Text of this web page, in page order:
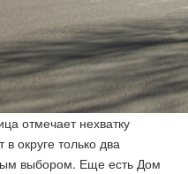
отмечает нехватку
в округе только два
выбором. Еще есть Дом